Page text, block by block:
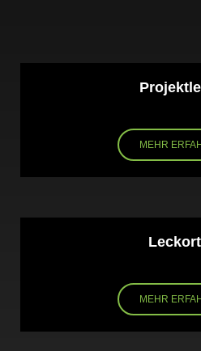
MEHR
MEHR